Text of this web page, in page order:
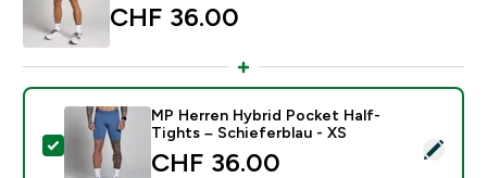
CHF 36.00‎
Dieses Produkt ausw�hlen - MP Herren Hybrid
MP Herren Hybrid Pocket Half-
Tights – Schieferblau - XS
CHF 36.00‎